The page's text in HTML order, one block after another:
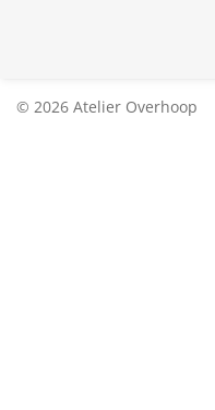
© 2026 Atelier Overhoop